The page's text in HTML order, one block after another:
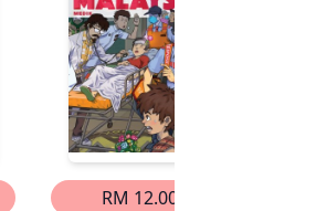
RM 12.00